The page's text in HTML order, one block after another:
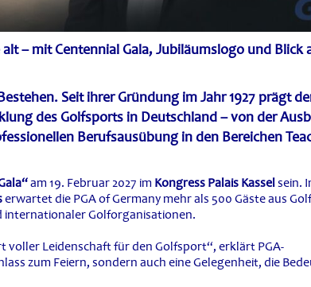
– mit Centennial Gala, Jubiläumslogo und Blick
Seit ihrer Gründung im Jahr 1927 prägt
des Golfsports in Deutschland – von der
Berufsausübung in den Bereichen
am 19. Februar 2027 im Kongress Palais Kasselsein.
erwartet die PGA of Germany mehr als 500 Gäste aus
Golforganisationen.
voller Leidenschaft für den Golfsport“, erklärt PGA-
zum Feiern, sondern auch eine Gelegenheit, die